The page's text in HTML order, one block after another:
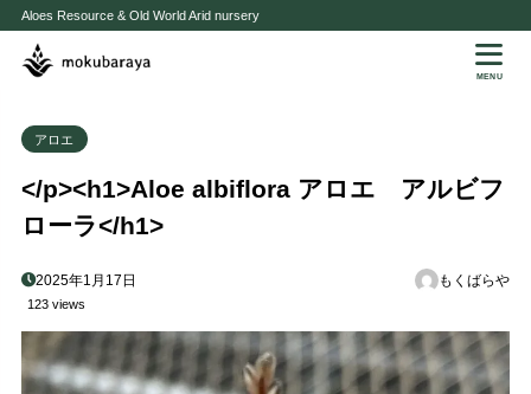
Aloes Resource & Old World Arid nursery
MENU
アロエ
</p><h1>Aloe albiflora アロエ アルビフ
ローラ</h1>
2025年1月17日 もくばらや
123 views